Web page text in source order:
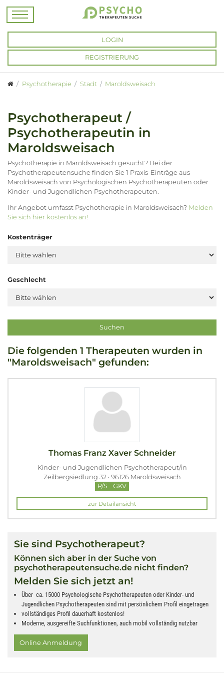
LOGIN
REGISTRIERUNG
Psychotherapie Stadt Maroldsweisach
Psychotherapeut /
Psychotherapeutin in
Maroldsweisach
Psychotherapie in Maroldsweisach gesucht? Bei der
Psychotherapeutensuche finden Sie 1 Praxis-Einträge aus
Maroldsweisach von Psychologischen Psychotherapeuten oder
Kinder- und Jugendlichen Psychotherapeuten.
Ihr Angebot umfasst Psychotherapie in Maroldsweisach? Melden
Sie sich hier kostenlos an!
Kostenträger
Geschlecht
Die folgenden 1 Therapeuten wurden in
"Maroldsweisach" gefunden:
Thomas Franz Xaver Schneider
Kinder- und Jugendlichen Psychotherapeut/in
Zeilbergsiedlung 32 · 96126 Maroldsweisach
P/S
GKV
zur Detailansicht
Sie sind Psychotherapeut?
Können sich aber in der Suche von
psychotherapeutensuche.de nicht finden?
Melden Sie sich jetzt an!
Über ca. 15000 Psychologische Psychotherapeuten oder Kinder- und
Jugendlichen Psychotherapeuten sind mit persönlichem Profil eingetragen
vollständiges Profil dauerhaft kostenlos!
Moderne, ausgereifte Suchfunktionen, auch mobil vollständig nutzbar
Online Anmeldung